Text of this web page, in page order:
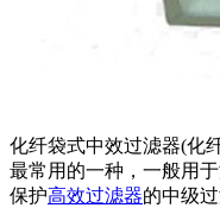
化纤袋式中效过滤器(化
最常用的一种，一般用
保护高效过滤器的中级